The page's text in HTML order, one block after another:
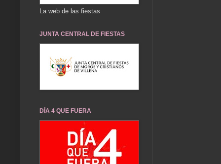
La web de las fiestas
JUNTA CENTRAL DE FIESTAS
DÍA 4 QUE FUERA